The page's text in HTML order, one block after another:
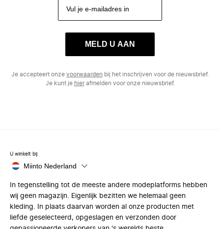
MELD U AAN
Je accepteert onze voorwaarden bij het inschrijven voor de nieuwsbrief.
Je kunt je hierafmelden voor onze nieuwsbrief.
U winkelt bij
Miinto Nederland
In tegenstelling tot de meeste andere modeplatforms hebben
wij geen magazijn. Eigenlijk bezitten we helemaal geen
kleding. In plaats daarvan worden al onze producten met
liefde geselecteerd, opgeslagen en verzonden door